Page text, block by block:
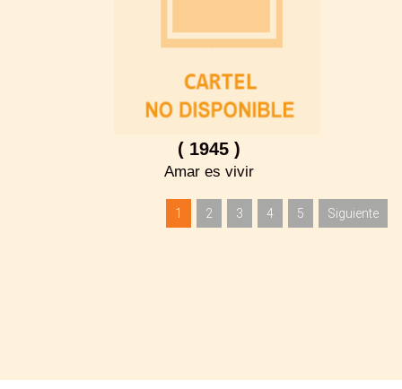
( 1945 )
Amar es vivir
1 2 3 4 5 Siguiente